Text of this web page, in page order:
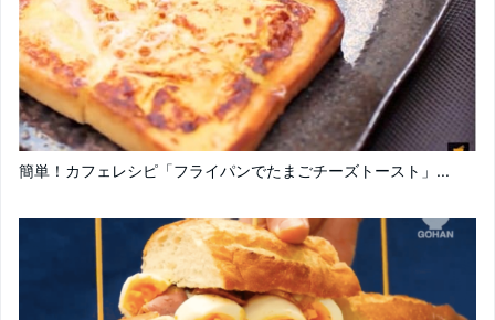
簡単！カフェレシピ「フライパンでたまごチーズトースト」...